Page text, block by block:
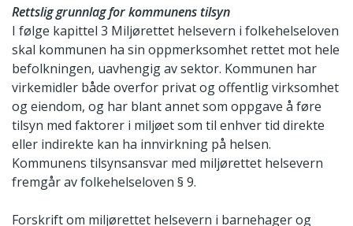
Rettslig grunnlag for kommunens tilsyn
I følge kapittel 3 Miljørettet helsevern i folkehelseloven
skal kommunen ha sin oppmerksomhet rettet mot hele
befolkningen, uavhengig av sektor. Kommunen har
virkemidler både overfor privat og offentlig virksomhet
og eiendom, og har blant annet som oppgave å føre
tilsyn med faktorer i miljøet som til enhver tid direkte
eller indirekte kan ha innvirkning på helsen.
Kommunens tilsynsansvar med miljørettet helsevern
fremgår av folkehelseloven § 9.
Forskrift om miljørettet helsevern i barnehager og